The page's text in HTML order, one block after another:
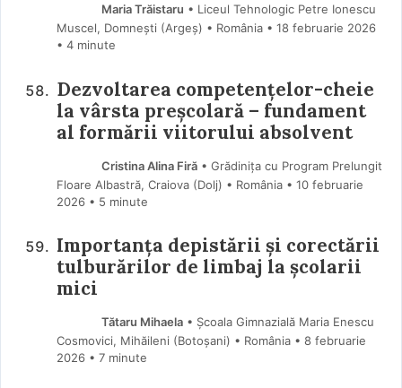
Maria Trăistaru • Liceul Tehnologic Petre Ionescu
Muscel, Domnești (Argeş) • România
18 februarie 2026
• 4 minute
Dezvoltarea competențelor-cheie
la vârsta preșcolară – fundament
al formării viitorului absolvent
Cristina Alina Firă• Grădinița cu Program Prelungit
Floare Albastră, Craiova (Dolj) • România
10 februarie
2026 • 5 minute
Importanța depistării și corectării
tulburărilor de limbaj la școlarii
mici
Tătaru Mihaela• Școala Gimnazială Maria Enescu
Cosmovici, Mihăileni (Botoşani) • România
8 februarie
2026 • 7 minute